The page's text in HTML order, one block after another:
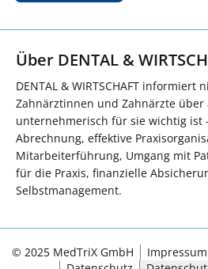
Über DENTAL &
DENTAL & WIRTSCHAFT informiert
Zahnärztinnen und Zahnärzte über
unternehmerisch für sie wichtig ist
Abrechnung, effektive
Mitarbeiterführung, Umgang mit
für die Praxis, finanzielle
Selbstmanagement.
© 2025 MedTriX GmbH Impressum